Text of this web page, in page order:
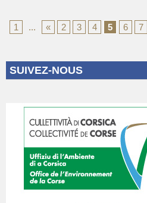
1 ... « 2 3 4 5 6 7
SUIVEZ-NOUS